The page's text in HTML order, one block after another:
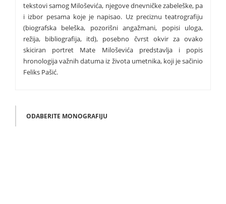
tekstovi samog Miloševića, njegove dnevničke zabeleške, pa
i izbor pesama koje je napisao. Uz preciznu teatrografiju
(biografska beleška, pozorišni angažmani, popisi uloga,
režija, bibliografija, itd), posebno čvrst okvir za ovako
skiciran portret Mate Miloševića predstavlja i popis
hronologija važnih datuma iz života umetnika, koji je sačinio
Feliks Pašić.
ODABERITE MONOGRAFIJU